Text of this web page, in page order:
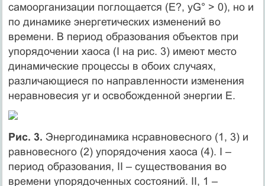
самоорганизации поглощается (E?, yG° > 0), но и
по динамике энергетических изменений во
времени. В период образования объектов при
упорядочении хаоса (I на рис. 3) имеют место
динамические процессы в обоих случаях,
различающиеся по направленности изменения
неравновесия yr и освобожденной энергии Е.
Рис. 3. Энергодинамика нсравновесного (1, 3) и
равновесного (2) упорядочения хаоса (4). I –
период образования, II – существования во
времени упорядоченных состояний. II, 1 –